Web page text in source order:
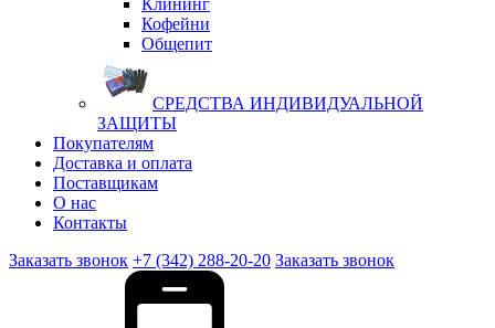
Клининг
Кофейни
Общепит
СРЕДСТВА ИНДИВИДУАЛЬНОЙ
ЗАЩИТЫ
Покупателям
Доставка и оплата
Поставщикам
О нас
Контакты
Заказать звонок +7 (342) 288-20-20 Заказать звонок